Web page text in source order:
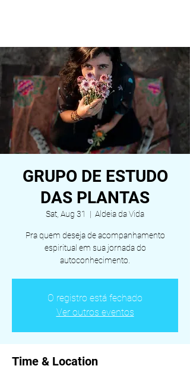
GRUPO DE ESTUDO
DAS PLANTAS
Sat, Aug 31
  |
Aldeia da Vida
Pra quem deseja de acompanhamento
espiritual em sua jornada do
autoconhecimento.
O registro está fechado
Ver outros eventos
Time & Location